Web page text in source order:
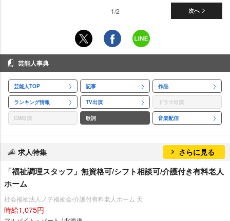
次へ
1/2
芸能人事典
芸能人TOP 記事 作品
ランキング情報 TV出演 ドラマ出演
CM出演 歌詞 音楽配信
求人特集 さらに見る
「福祉調理スタッフ」無資格可/シフト相談可/介護付き有料老人
ホーム
社会福祉法人ノテ福祉会/介護付有料老人ホーム 天
時給1,075円